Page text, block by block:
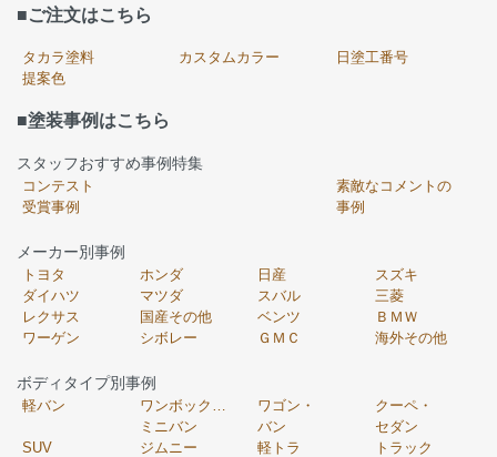
■ご注文はこちら
タカラ塗料
提案色
カスタムカラー 日塗工番号
■塗装事例はこちら
スタッフおすすめ事例特集
コンテスト
受賞事例
素敵なコメントの
事例
メーカー別事例
トヨタ ホンダ 日産
スズキ
ダイハツ
マツダ スバル
三菱
レクサス
国産その他 ベンツ
ＢＭＷ
ワーゲン
シボレー ＧＭＣ 海外その他
ボディタイプ別事例
軽バン
ミニバン
ワゴン・
バン
クーペ・
セダン
SUV
ジムニー 軽トラ
トラック